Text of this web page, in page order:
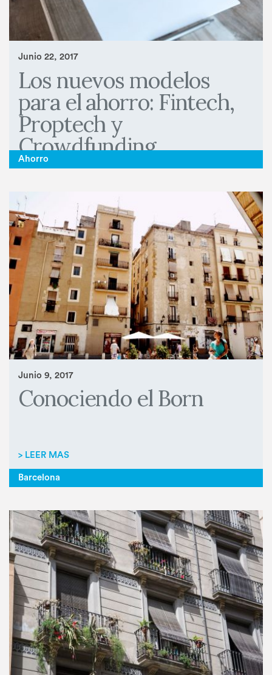
Junio 22, 2017
Los nuevos modelos
para el ahorro: Fintech,
Proptech y
Crowdfunding
> LEER MAS
Ahorro
Junio 9, 2017
Conociendo el Born
> LEER MAS
Barcelona